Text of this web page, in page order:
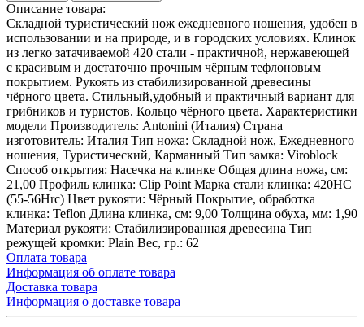
Описание товара:
Складной туристический нож ежедневного ношения, удобен в
использовании и на природе, и в городских условиях. Клинок
из легко затачиваемой 420 стали - практичной, нержавеющей
с красивым и достаточно прочным чёрным тефлоновым
покрытием. Рукоять из стабилизированной древесины
чёрного цвета. Стильный,удобный и практичный вариант для
грибников и туристов. Кольцо чёрного цвета. Характеристики
модели Производитель: Antonini (Италия) Страна
изготовитель: Италия Тип ножа: Складной нож, Ежедневного
ношения, Туристический, Карманный Тип замка: Viroblock
Способ открытия: Насечка на клинке Общая длина ножа, см:
21,00 Профиль клинка: Clip Point Марка стали клинка: 420НС
(55-56Hrc) Цвет рукояти: Чёрный Покрытие, обработка
клинка: Teflon Длина клинка, см: 9,00 Толщина обуха, мм: 1,90
Материал рукояти: Стабилизированная древесина Тип
режущей кромки: Plain Вес, гр.: 62
Оплата товара
Информация об оплате товара
Доставка товара
Информация о доставке товара